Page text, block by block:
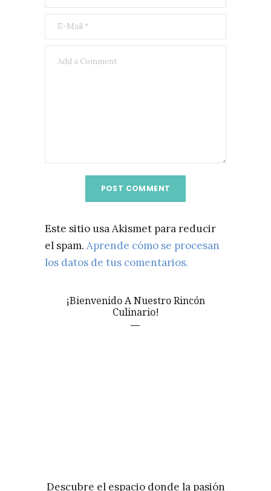
Este sitio usa Akismet para reducir
el spam. Aprende cómo se procesan
los datos de tus comentarios.
¡Bienvenido A Nuestro Rincón
Culinario!
Descubre el espacio donde la pasión